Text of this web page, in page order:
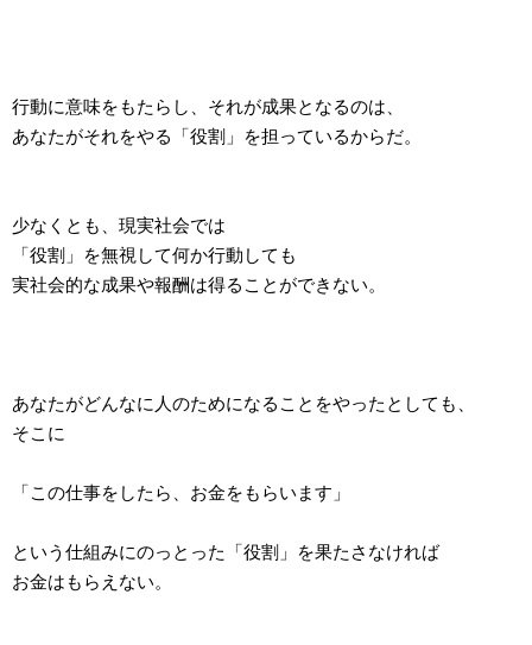
行動に意味をもたらし、それが成果となるのは、
あなたがそれをやる「役割」を担っているからだ。
少なくとも、現実社会では
「役割」を無視して何か行動しても
実社会的な成果や報酬は得ることができない。
あなたがどんなに人のためになることをやったとしても、
そこに
「この仕事をしたら、お金をもらいます」
という仕組みにのっとった「役割」を果たさなければ
お金はもらえない。